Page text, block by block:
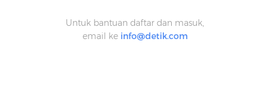
Untuk bantuan daftar dan masuk,
email ke info@detik.com